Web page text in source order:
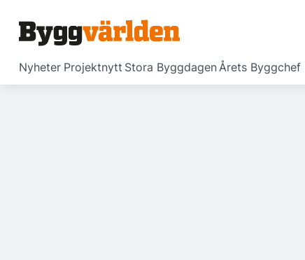
Nyheter Projektnytt Stora ByggdagenÅrets Byggchef